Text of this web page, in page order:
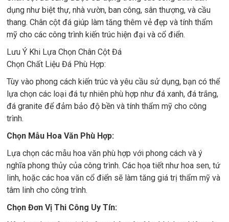
dụng như biệt thự, nhà vườn, ban công, sân thượng, và cầu
thang. Chân cột đá giúp làm tăng thêm vẻ đẹp và tính thẩm
mỹ cho các công trình kiến trúc hiện đại và cổ điển.
Lưu Ý Khi Lựa Chọn Chân Cột Đá
Chọn Chất Liệu Đá Phù Hợp:
Tùy vào phong cách kiến trúc và yêu cầu sử dụng, bạn có thể
lựa chọn các loại đá tự nhiên phù hợp như đá xanh, đá trắng,
đá granite để đảm bảo độ bền và tính thẩm mỹ cho công
trình.
Chọn Mẫu Hoa Văn Phù Hợp:
Lựa chọn các mẫu hoa văn phù hợp với phong cách và ý
nghĩa phong thủy của công trình. Các họa tiết như hoa sen, tứ
linh, hoặc các hoa văn cổ điển sẽ làm tăng giá trị thẩm mỹ và
tâm linh cho công trình.
Chọn Đơn Vị Thi Công Uy Tín: